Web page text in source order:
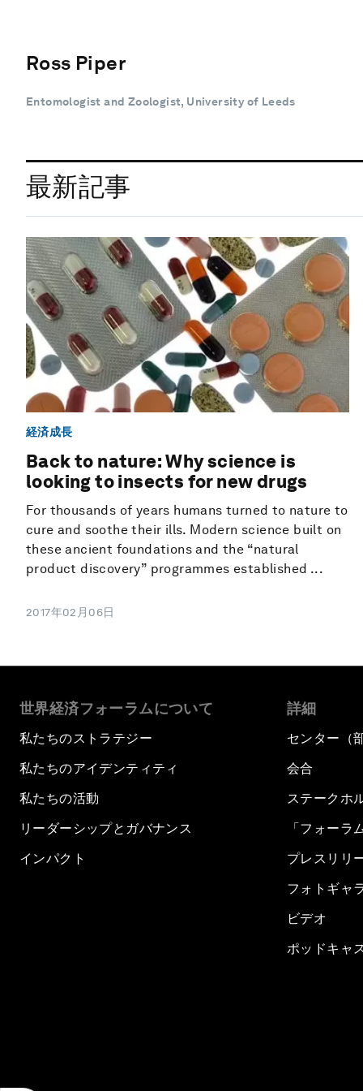
Ross Piper
Entomologist and Zoologist, University of Leeds
最新記事
経済成長
Back to nature: Why science is
looking to insects for new drugs
For thousands of years humans turned to nature to
cure and soothe their ills. Modern science built on
these ancient foundations and the “natural
product discovery” programmes established ...
2017年02月06日
世界経済フォーラムについて
私たちのストラテジー
私たちのアイデンティティ
私たちの活動
リーダーシップとガバナンス
インパクト
詳細
センター（
会合
ステークホ
「フォーラ
プレスリリ
フォトギャ
ビデオ
ポッドキャ